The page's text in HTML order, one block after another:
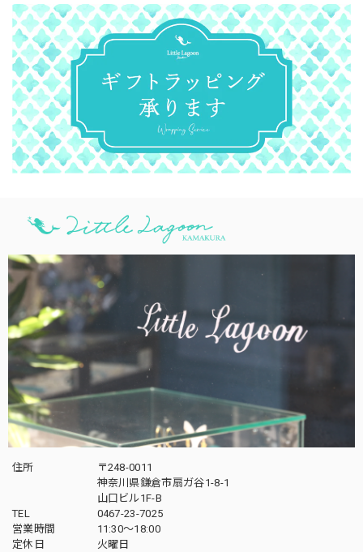
住所
〒248-0011
神奈川県鎌倉市扇ガ谷1-8-1
山口ビル1F-B
TEL
0467-23-7025
営業時間
11:30～18:00
定休日
火曜日